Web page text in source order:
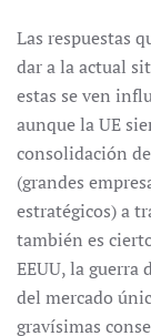
Las respuestas
dar a la actual
estas se ven
aunque la UE
consolidación
(grandes
estratégicos) a
también es
EEUU, la
del mercado
gravísimas